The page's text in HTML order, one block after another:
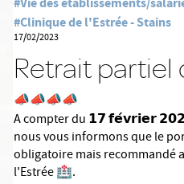
#Clinique de l'Estrée - Stains
17/02/2023
Retrait partiel
📣📣📣📣
A compter du 𝟭𝟳 𝗳𝗲́𝘃𝗿𝗶𝗲𝗿
nous vous informons que le
obligatoire mais recommandé
l'Estrée 🏥.